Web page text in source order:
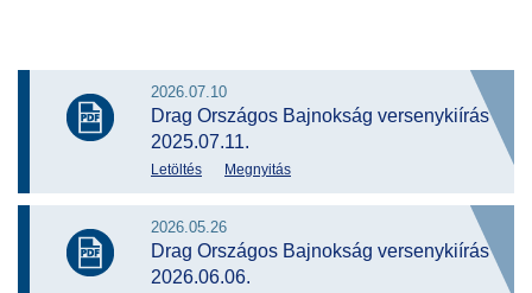
2026.07.10
Drag Országos Bajnokság versenykiírás
2025.07.11.
Letöltés Megnyitás
2026.05.26
Drag Országos Bajnokság versenykiírás
2026.06.06.